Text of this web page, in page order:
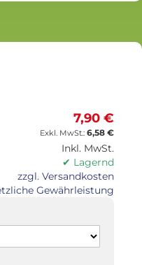
7,90 €
6,58 €
Inkl. MwSt.
✔ Lagernd
zzgl. Versandkosten
Gewährleistung